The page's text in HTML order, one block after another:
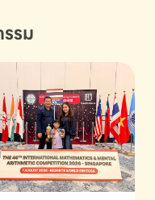
รม